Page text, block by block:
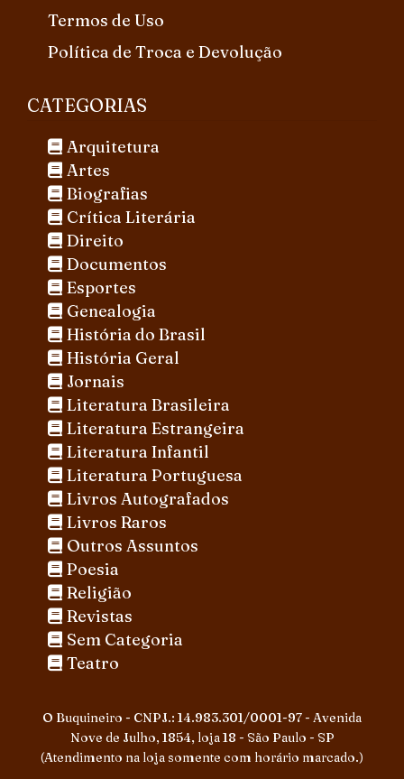
Termos de Uso
Política de Troca e Devolução
CATEGORIAS
Arquitetura
Artes
Biografias
Crítica Literária
Direito
Documentos
Esportes
Genealogia
História do Brasil
História Geral
Jornais
Literatura Brasileira
Literatura Estrangeira
Literatura Infantil
Literatura Portuguesa
Livros Autografados
Livros Raros
Outros Assuntos
Poesia
Religião
Revistas
Sem Categoria
Teatro
O Buquineiro - CNPJ.: 14.983.301/0001-97 - Avenida
Nove de Julho, 1854, loja 18 - São Paulo - SP
(Atendimento na loja somente com horário marcado.)